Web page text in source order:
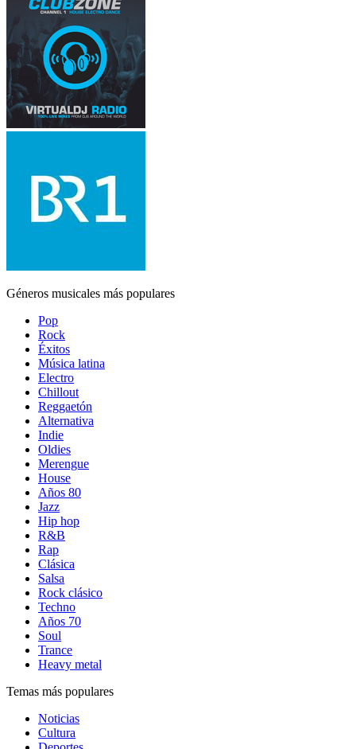
Géneros musicales más populares
Pop
Rock
Éxitos
Música latina
Electro
Chillout
Reggaetón
Alternativa
Indie
Oldies
Merengue
House
Años 80
Jazz
Hip hop
R&B
Rap
Clásica
Salsa
Rock clásico
Techno
Años 70
Soul
Trance
Heavy metal
Temas más populares
Noticias
Cultura